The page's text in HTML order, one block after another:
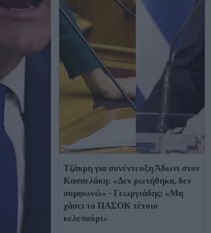
Τζάκρη για συνέντευξη Άδωνι στον
Κασσελάκη: «Δεν ρωτήθηκα, δεν
συμφωνώ» - Γεωργιάδης: «Μη
χάσει το ΠΑΣΟΚ τέτοιο
κελεπούρι»